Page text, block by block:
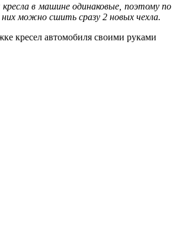
в машине одинаковые, поэтому по
них можно сшить сразу 2 новых чехла.
кресел автомобиля своими руками